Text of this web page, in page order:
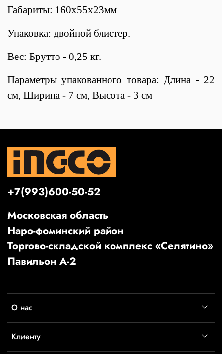
Габариты: 160х55х23мм
Упаковка: двойной блистер.
Вес: Брутто - 0,25 кг.
Параметры упакованного товара: Длина - 22
см, Ширина - 7 см, Высота - 3 см
О нас
Клиенту
+7(993)600-50-52
Московская область
Наро-фоминский район
Торгово-складской комплекс «Селятино»
Павильон А-2